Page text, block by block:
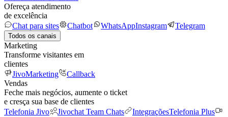
Ofereça atendimento
de excelência
Chat para sites
Chatbot WhatsAppInstagram Telegram
Todos os canais
Marketing
Transforme visitantes em
clientes
JivoMarketing
Callback
Vendas
Feche mais negócios, aumente o ticket
e cresça sua base de clientes
Telefonia Jivo
Jivochat Team Chats IntegraçõesTelefonia Plus